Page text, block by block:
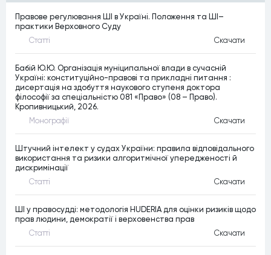
Правове регулювання ШІ в Україні. Положення та ШІ–
практики Верховного Суду
Статтi Скачати
Бабій Ю.Ю. Організація муніципальної влади в сучасній
Україні: конституційно-правові та прикладні питання :
дисертація на здобуття наукового ступеня доктора
філософії за спеціальністю 081 «Право» (08 – Право).
Кропивницький, 2026.
Монографiї Скачати
Штучний інтелект у судах України: правила відповідального
використання та ризики алгоритмічної упередженості й
дискримінації
Статтi Скачати
ШІ у правосудді: методологія HUDERIA для оцінки ризиків щодо
прав людини, демократії і верховенства прав
Статтi Скачати